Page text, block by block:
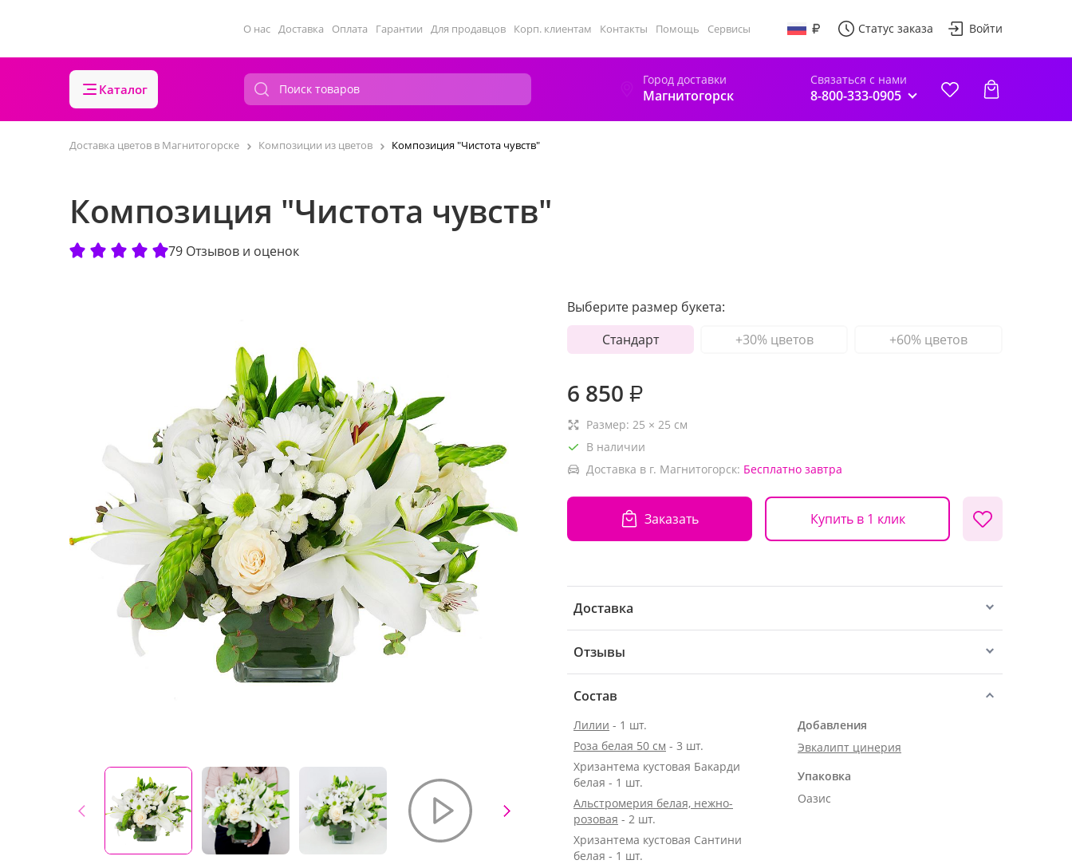
О нас Доставка Оплата Гарантии Для продавцов Корп. клиентам Контакты Помощь Сервисы Статус заказа Войти
Каталог
Город доставки
Магнитогорск
Связаться с нами
8-800-333-0905
Доставка цветов в Магнитогорске Композиции из цветов Композиция "Чистота чувств"
Композиция "Чистота чувств"
79 Отзывов и оценок
Выберите размер букета:
Стандарт
+30% цветов +60% цветов
6 850 ₽
Размер: 25 × 25 см
В наличии
Доставка в г. Магнитогорск: Бесплатно завтра
Заказать Купить в 1 клик
Доставка
Отзывы
Состав
Лилии - 1 шт.
Роза белая 50 см - 3 шт.
Хризантема кустовая Бакарди
белая - 1 шт.
Альстромерия белая, нежно-
розовая - 2 шт.
Хризантема кустовая Сантини
белая - 1 шт.
Добавления
Эвкалипт цинерия
Упаковка
Оазис